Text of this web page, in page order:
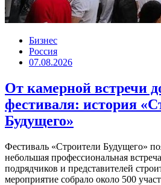
Бизнес
Россия
07.08.2026
От камерной встречи
фестиваля: история
Будущего»
Фестиваль «Строители Будущего»
небольшая профессиональная
подрядчиков и представителей
мероприятие собрало около 500